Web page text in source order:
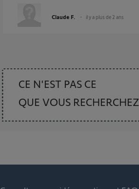
Claude F. il y a plus de 2 ans
CE N'EST PAS CE
QUE VOUS RECHERCHEZ